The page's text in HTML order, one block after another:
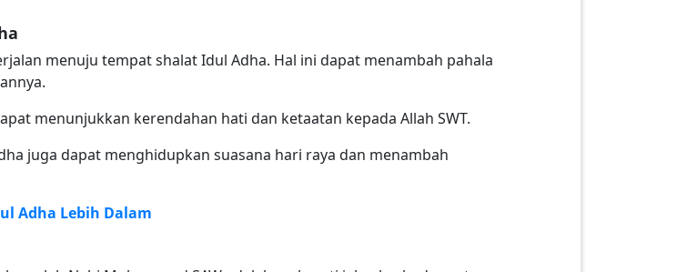
menuju tempat shalat Idul Adha. Hal ini dapat menambah pahala
menunjukkan kerendahan hati dan ketaatan kepada Allah SWT.
juga dapat menghidupkan suasana hari raya dan menambah
Adha Lebih Dalam